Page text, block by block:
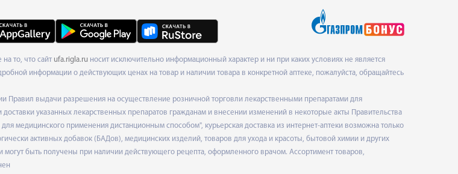
то, что сайт ufa.rigla.ru носит исключительно информационный характер и ни при каких условиях не является
информации о действующих ценах на товар и наличии товара в конкретной аптеке, пожалуйста, обращайтесь
Правил выдачи разрешения на осуществление розничной торговли лекарственными препаратами для
указанных лекарственных препаратов гражданам и внесении изменений в некоторые акты Правительства
медицинского применения дистанционным способом", курьерская доставка из интернет-аптеки возможна только
активных добавок (БАДов), медицинских изделий, товаров для ухода и красоты, бытовой химии и других
быть получены при наличии действующего рецепта, оформленного врачом. Ассортимент товаров,